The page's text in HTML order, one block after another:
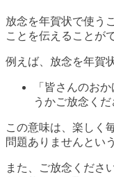
放念を年賀状で使う
ことを伝えることが
例えば、放念を年賀
「皆さんのお
うかご放念くだ
この意味は、楽しく
問題ありませんとい
また、ご放念くださ